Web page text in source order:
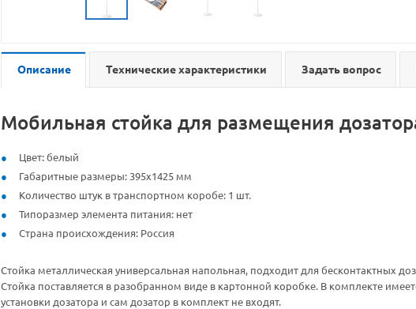
Описание Технические характеристики Задать вопрос
Мобильная стойка для размещения
Цвет: белый
Габаритные размеры: 395x1425 мм
Количество штук в транспортном коробе: 1 шт.
Типоразмер элемента питания: нет
Страна происхождения: Россия
Стойка металлическая универсальная напольная, подходит для бесконтактных
Стойка поставляется в разобранном виде в картонной коробке. В комплекте
установки дозатора и сам дозатор в комплект не входят.